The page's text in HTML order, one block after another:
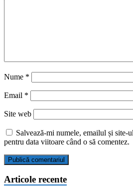
Nume *
Email *
Site web
Salvează-mi numele, emailul și site-
pentru data viitoare când o să comentez.
Articole recente